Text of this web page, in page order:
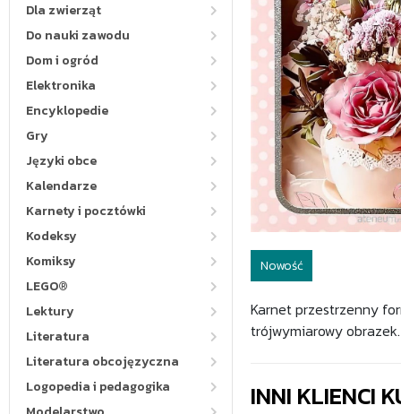
Dla zwierząt
Do nauki zawodu
Dom i ogród
Elektronika
Encyklopedie
Gry
Języki obce
Kalendarze
Karnety i pocztówki
Kodeksy
Komiksy
LEGO®
Lektury
Literatura
Literatura obcojęzyczna
Logopedia i pedagogika
Nowość
Karnet przestrzenny
trójwymiarowy obrazek.
INNI KLIENCI